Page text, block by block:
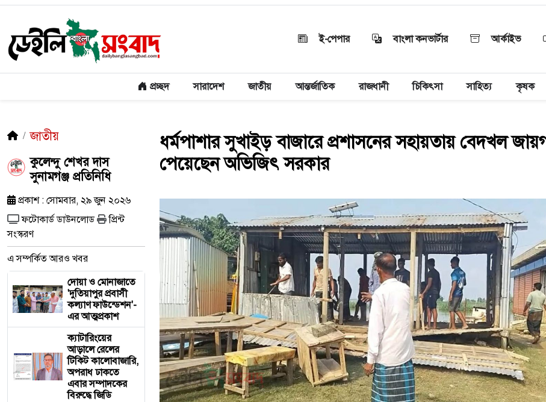
ই-পেপার বাংলা কনভার্টার আর্কাইভ
প্রচ্ছদ সারাদেশ জাতীয় আন্তর্জাতিক রাজধানী চিকিৎসা সাহিত্য কৃষক
জাতীয়
কুলেন্দু শেখর দাস
সুনামগঞ্জ প্রতিনিধি
প্রকাশ : সোমবার, ২৯ জুন ২০২৬
ফটোকার্ড ডাউনলোড
প্রিন্ট
সংস্করণ
এ সম্পর্কিত আরও খবর
দোয়া ও মোনাজাতে
'দুতিয়াপুর প্রবাসী
কল্যাণ ফাউন্ডেশন'-
এর আত্মপ্রকাশ
ক্যাটারিংয়ের
আড়ালে রেলের
টিকিট কালোবাজারি,
অপরাধ ঢাকতে
এবার সম্পাদকের
বিরুদ্ধে জিডি
ধর্মপাশার সুখাইড় বাজারে প্রশাসনের সহায়তায় বেদখল
পেয়েছেন অভিজিৎ সরকার